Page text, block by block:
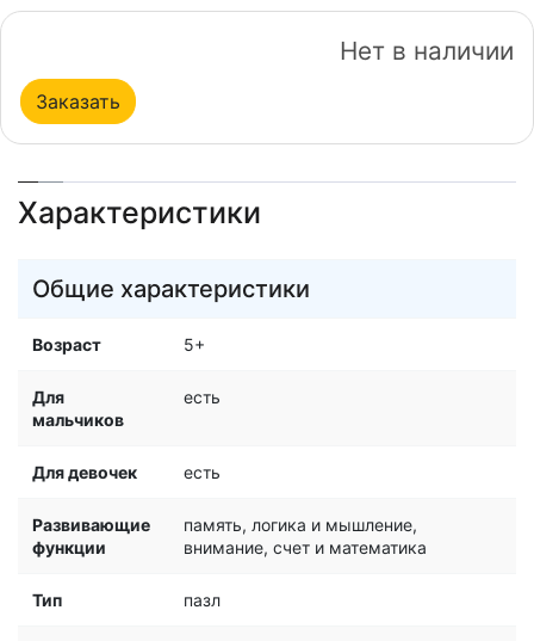
Нет в наличии
Заказать
Характеристики
Общие характеристики
Возраст 5+
Для
мальчиков
есть
Для девочек есть
Развивающие
функции
память, логика и мышление,
внимание, счет и математика
Тип пазл